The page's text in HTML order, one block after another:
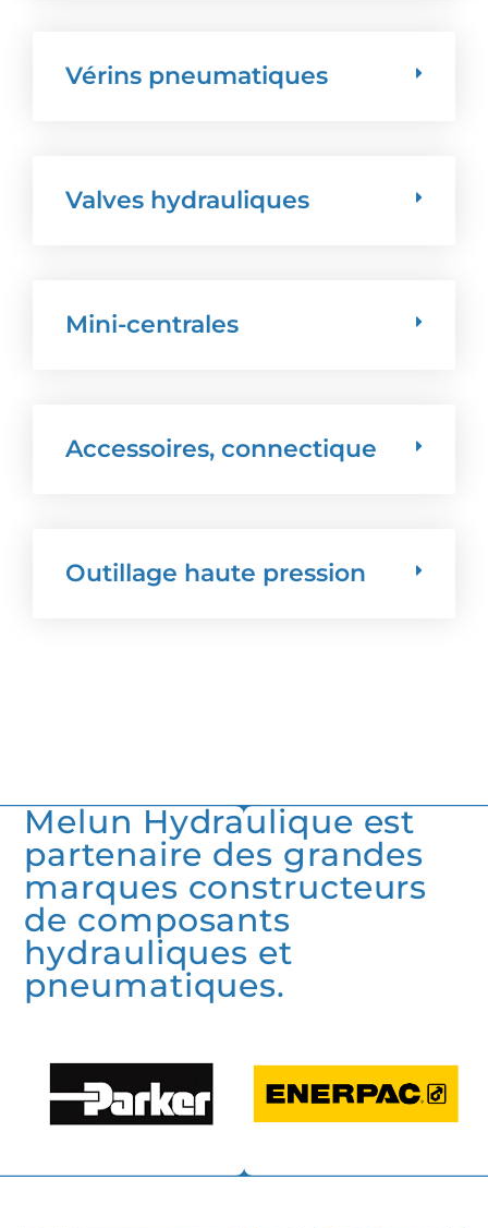
Vérins pneumatiques
Valves hydrauliques
Mini-centrales
Accessoires, connectique
Outillage haute pression
Melun Hydraulique est
partenaire des grandes
marques constructeurs
de composants
hydrauliques et
pneumatiques.